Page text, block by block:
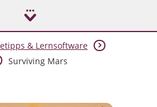
im Netz
& Lernsoftware
Surviving Mars